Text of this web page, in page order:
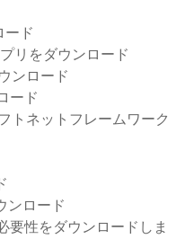
ード
リをダウンロード
ンロード
ード
トネットフレームワーク
ンロード
要性をダウンロードしま